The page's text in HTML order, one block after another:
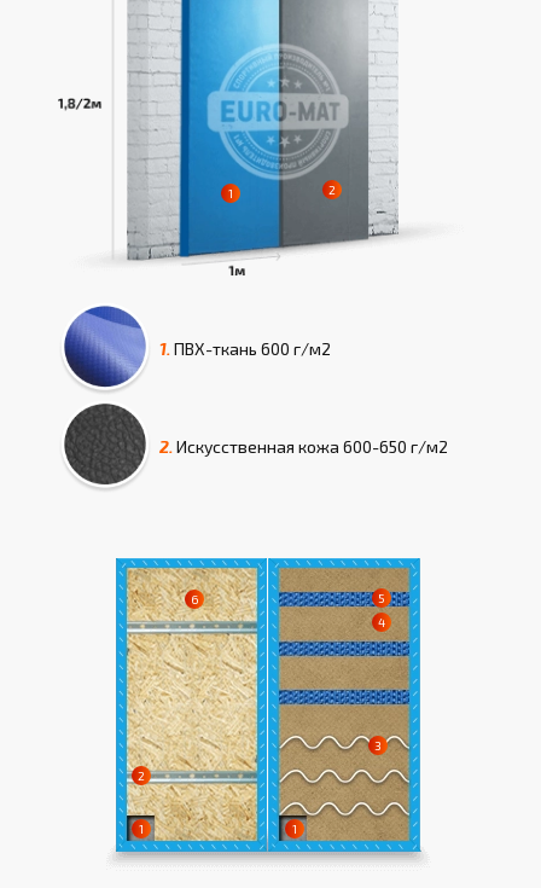
1. ПВХ-ткань 600 г/м2
2. Искусcтвенная кожа 600-650 г/м2